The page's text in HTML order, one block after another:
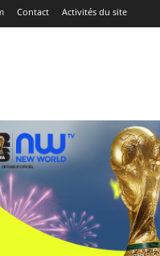
Contact Activités du site